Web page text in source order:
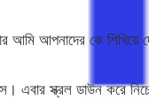
আমি আপনাদের কে
এবার স্ক্রল